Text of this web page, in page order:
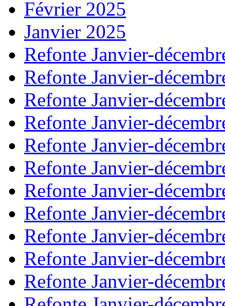
Février 2025
Janvier 2025
Refonte Janvier-
Refonte Janvier-
Refonte Janvier-
Refonte Janvier-
Refonte Janvier-
Refonte Janvier-
Refonte Janvier-
Refonte Janvier-
Refonte Janvier-
Refonte Janvier-
Refonte Janvier-